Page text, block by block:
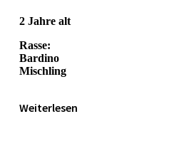
2 Jahre alt
Rasse:
Bardino
Mischling
Weiterlesen